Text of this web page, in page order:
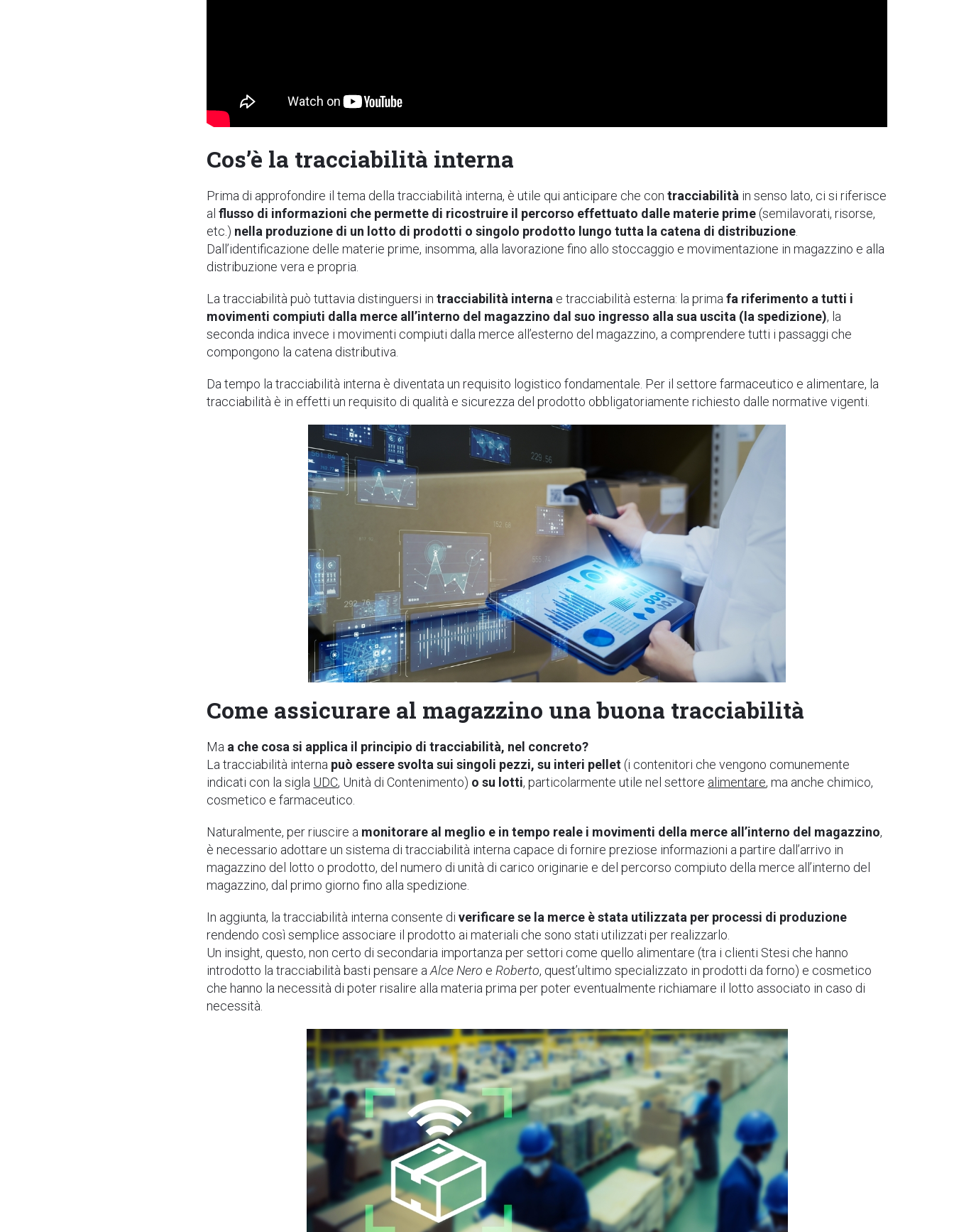
Cos’è la tracciabilità interna
Prima di approfondire il tema della tracciabilità interna, è utile qui anticipare che contracciabilità in senso lato, ci si riferisce
alflusso di informazioni che permette di ricostruire il percorso effettuato dalle materie prime (semilavorati, risorse,
etc.) nella produzione di un lotto di prodotti o singolo prodotto lungo tutta la catena di distribuzione
Dall’identificazione delle materie prime, insomma, alla lavorazione fino allo stoccaggio e movimentazione in magazzino e alla
distribuzione vera e propria.
La tracciabilità può tuttavia distinguersi intracciabilità interna e tracciabilità esterna: la primafa riferimento a tutti i
movimenti compiuti dalla merce all’interno del magazzino dal suo ingresso alla sua uscita (la spedizione), la
seconda indica invece i movimenti compiuti dalla merce all’esterno del magazzino, a comprendere tutti i passaggi che
compongono la catena distributiva.
Da tempo la tracciabilità interna è diventata un requisito logistico fondamentale. Per il settore farmaceutico e alimentare, la
tracciabilità è in effetti un requisito di qualità e sicurezza del prodotto obbligatoriamente richiesto dalle normative vigenti.
Come assicurare al magazzino una buona tracciabilità
Ma a che cosa si applica il principio di tracciabilità, nel concreto?
La tracciabilità interna può essere svolta sui singoli pezzi, su interi pellet (i contenitori che vengono comunemente
indicati con la sigla UDC, Unità di Contenimento) o su lotti, particolarmente utile nel settore alimentare, ma anche chimico,
cosmetico e farmaceutico.
Naturalmente, per riuscire a monitorare al meglio e in tempo reale i movimenti della merce all’interno del magazzino,
è necessario adottare un sistema di tracciabilità interna capace di fornire preziose informazioni a partire dall’arrivo in
magazzino del lotto o prodotto, del numero di unità di carico originarie e del percorso compiuto della merce all’interno del
magazzino, dal primo giorno fino alla spedizione.
In aggiunta, la tracciabilità interna consente diverificare se la merce è stata utilizzata per processi di produzione
rendendo così semplice associare il prodotto ai materiali che sono stati utilizzati per realizzarlo.
Un insight, questo, non certo di secondaria importanza per settori come quello alimentare (tra i clienti Stesi che hanno
introdotto la tracciabilità basti pensare aAlce Nero eRoberto, quest’ultimo specializzato in prodotti da forno) e cosmetico
che hanno la necessità di poter risalire alla materia prima per poter eventualmente richiamare il lotto associato in caso di
necessità.